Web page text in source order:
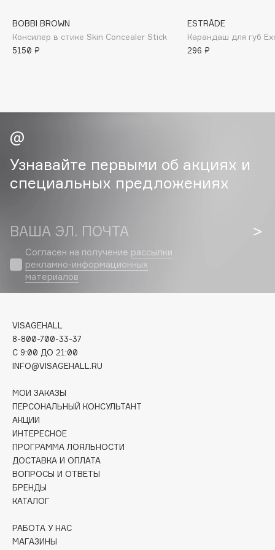
Consly
Corimo
D
DARLING*
Darphin
Davines
Deonica
Divage
Dolce & Gabbana
Dolomit
DP Daily Perfection
Dr. Vranjes Firenze
Dr.Althea
Dr.Jart+
DSD de Luxe
Dyson
BOBBI BROWN
Консилер в стике Skin Concealer Stick
5150 ₽
ESTRÂDE
Карандаш для губ
296 ₽
Узнавайте первыми об акциях и
специальных предложениях
ВАША ЭЛ. ПОЧТА
Согласен на получение рассылки
рекламно-информационных
материалов
VISAGEHALL
8-800-700-33-37
C 9:00 ДО 21:00
INFO@VISAGEHALL.RU
МОИ ЗАКАЗЫ
ПЕРСОНАЛЬНЫЙ КОНСУЛЬТАНТ
АКЦИИ
ИНТЕРЕСНОЕ
ПРОГРАММА ЛОЯЛЬНОСТИ
ДОСТАВКА И ОПЛАТА
ВОПРОСЫ И ОТВЕТЫ
БРЕНДЫ
КАТАЛОГ
РАБОТА У НАС
МАГАЗИНЫ